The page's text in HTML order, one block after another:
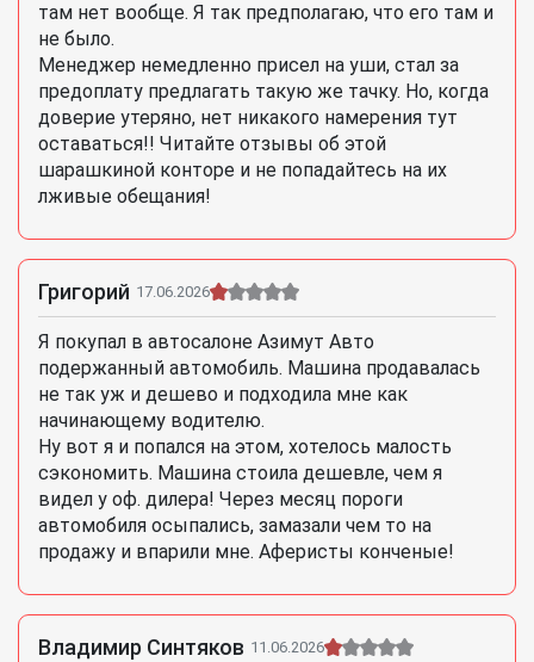
там нет вообще. Я так предполагаю, что его там и
не было.
Менеджер немедленно присел на уши, стал за
предоплату предлагать такую же тачку. Но, когда
доверие утеряно, нет никакого намерения тут
оставаться!! Читайте отзывы об этой
шарашкиной конторе и не попадайтесь на их
лживые обещания!
Григорий 17.06.2026
Я покупал в автосалоне Азимут Авто
подержанный автомобиль. Машина продавалась
не так уж и дешево и подходила мне как
начинающему водителю.
Ну вот я и попался на этом, хотелось малость
сэкономить. Машина стоила дешевле, чем я
видел у оф. дилера! Через месяц пороги
автомобиля осыпались, замазали чем то на
продажу и впарили мне. Аферисты конченые!
Владимир Синтяков 11.06.2026